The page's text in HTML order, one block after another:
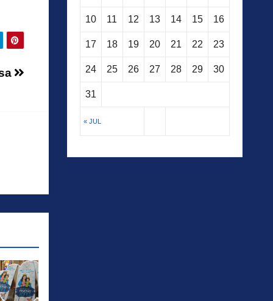
« JUL
10 11 12 13 14 15 16
17 18 19 20 21 22 23
24 25 26 27 28 29 30
31